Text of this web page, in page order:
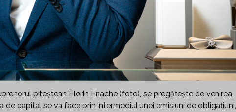
piteștean Florin Enache (foto), se pregăteşte de venirea
de capital se va face prin intermediul unei emisiuni de obligaţiuni,